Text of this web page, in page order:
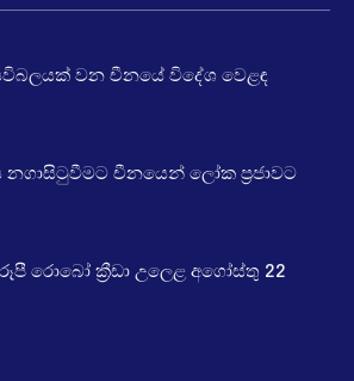
වන චීනයේ විදේශ වෙළඳ
නගාසිටුවීමට චීනයෙන් ලෝක ප්‍රජාවට
රොබෝ ක්‍රීඩා උලෙළ අගෝස්තු 22